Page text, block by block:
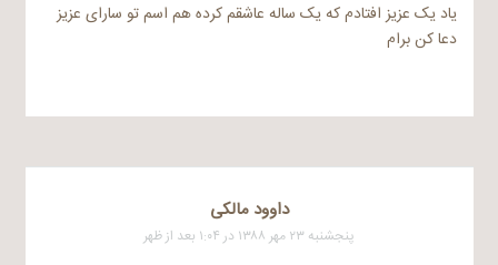
یاد یک عزیز افتادم که یک ساله عاشقم کرده هم اسم تو سارای عزیز
دعا کن برام
داوود مالکی
پنجشنبه ۲۳ مهر ۱۳۸۸ در ۱:۰۴ بعد از ظهر